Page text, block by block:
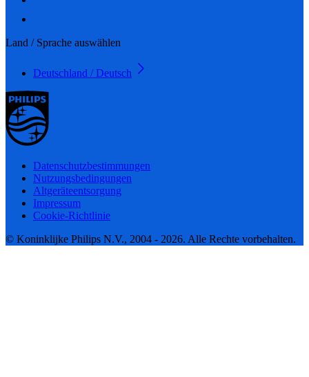
Land / Sprache auswählen
Deutschland / Deutsch
Datenschutzbestimmungen
Nutzungsbedingungen
Altgeräteentsorgung
Impressum
Cookie-Richtlinie
© Koninklijke Philips N.V., 2004 - 2026. Alle Rechte vorbehalten.